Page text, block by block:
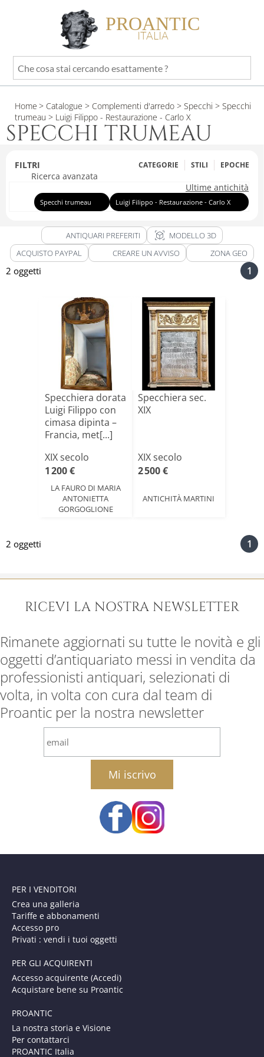
PROANTIC
ITALIA
Che
cosa
cercando
esattamente
Home > Catalogue > Complementi d'arredo > Specchi > Specchi
trumeau > Luigi Filippo - Restaurazione - Carlo X
SPECCHI TRUMEAU
FILTRI CATEGORIE STILI EPOCHE
Ricerca avanzata
Ultime antichità
Specchi trumeau Luigi Filippo - Restaurazione - Carlo X
ANTIQUARI PREFERITI view_in_ar MODELLO 3D
ACQUISTO PAYPAL
CREARE UN AVVISO ZONA GEO
2 oggetti 1
Specchiera dorata
Luigi Filippo con
cimasa dipinta –
Francia, met[...]
XIX secolo
1 200 €
LA FAURO DI MARIA
ANTONIETTA
GORGOGLIONE
Specchiera sec.
XIX
XIX secolo
2 500 €
ANTICHITÀ MARTINI
2 oggetti 1
RICEVI LA NOSTRA NEWSLETTER
Rimanete aggiornati su tutte le novità e gli
oggetti d’antiquariato messi in vendita da
professionisti antiquari, selezionati di
volta, in volta con cura dal team di
Proantic per la nostra newsletter
email
PER I VENDITORI
Crea una galleria
Tariffe e abbonamenti
Accesso pro
Privati : vendi i tuoi oggetti
PER GLI ACQUIRENTI
Accesso acquirente (Accedi)
Acquistare bene su Proantic
PROANTIC
La nostra storia e Visione
Per contattarci
PROANTIC Italia